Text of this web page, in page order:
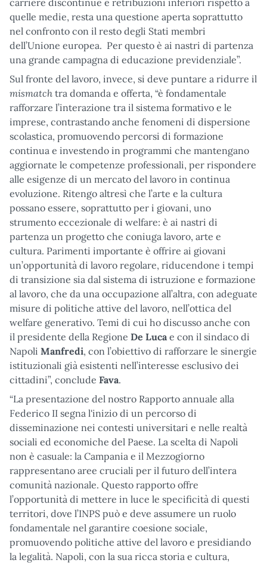
quelle medie, resta una questione aperta soprattutto
nel confronto con il resto degli Stati membri
dell’Unione europea. Per questo è ai nastri di partenza
una grande campagna di educazione previdenziale”.
Sul fronte del lavoro, invece, si deve puntare a ridurre il
mismatch tra domanda e offerta, “è fondamentale
rafforzare l’interazione tra il sistema formativo e le
imprese, contrastando anche fenomeni di dispersione
scolastica, promuovendo percorsi di formazione
continua e investendo in programmi che mantengano
aggiornate le competenze professionali, per rispondere
alle esigenze di un mercato del lavoro in continua
evoluzione. Ritengo altresì che l’arte e la cultura
possano essere, soprattutto per i giovani, uno
strumento eccezionale di welfare: è ai nastri di
partenza un progetto che coniuga lavoro, arte e
cultura. Parimenti importante è offrire ai giovani
un’opportunità di lavoro regolare, riducendone i tempi
di transizione sia dal sistema di istruzione e formazione
al lavoro, che da una occupazione all’altra, con adeguate
misure di politiche attive del lavoro, nell’ottica del
welfare generativo. Temi di cui ho discusso anche con
il presidente della Regione De Luca e con il sindaco di
Napoli Manfredi, con l’obiettivo di rafforzare le sinergie
istituzionali già esistenti nell’interesse esclusivo dei
cittadini”, conclude Fava.
“La presentazione del nostro Rapporto annuale alla
Federico II segna l'inizio di un percorso di
disseminazione nei contesti universitari e nelle realtà
sociali ed economiche del Paese. La scelta di Napoli
non è casuale: la Campania e il Mezzogiorno
rappresentano aree cruciali per il futuro dell’intera
comunità nazionale. Questo rapporto offre
l’opportunità di mettere in luce le specificità di questi
territori, dove l’INPS può e deve assumere un ruolo
fondamentale nel garantire coesione sociale,
promuovendo politiche attive del lavoro e presidiando
la legalità. Napoli, con la sua ricca storia e cultura,